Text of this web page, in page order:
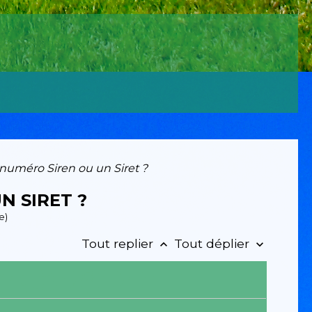
Siren ou un Siret ?
SIRET ?
Tout replier keyboard_arrow_up Tout déplier keyboard_arrow_down